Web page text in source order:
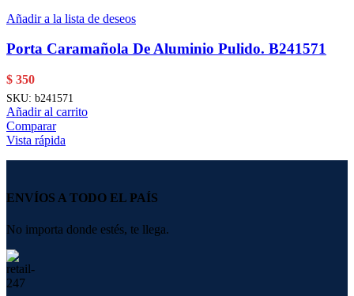
Añadir a la lista de deseos
Porta Caramañola De Aluminio Pulido. B241571
$ 350
SKU: b241571
Añadir al carrito
Comparar
Vista rápida
ENVÍOS A TODO EL PAÍS
No importa donde estés, te llega.